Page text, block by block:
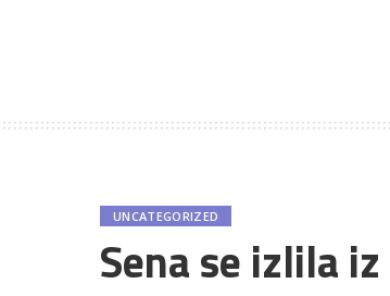
UNCATEGORIZED
Sena se izlila